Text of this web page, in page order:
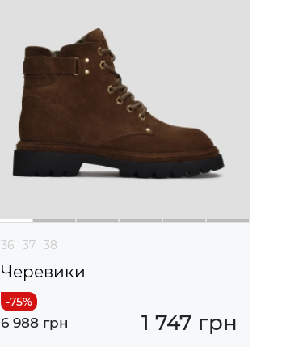
36 37 38
Черевики
1 747 грн
6 988 грн